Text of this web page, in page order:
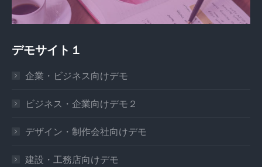
デモサイト１
企業・ビジネス向けデモ
ビジネス・企業向けデモ２
デザイン・制作会社向けデモ
建設・工務店向けデモ